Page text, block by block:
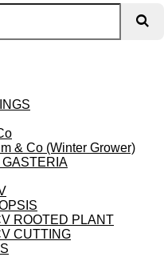
& Co (Winter Grower)
GASTERIA
ROOTED PLANT
CUTTING